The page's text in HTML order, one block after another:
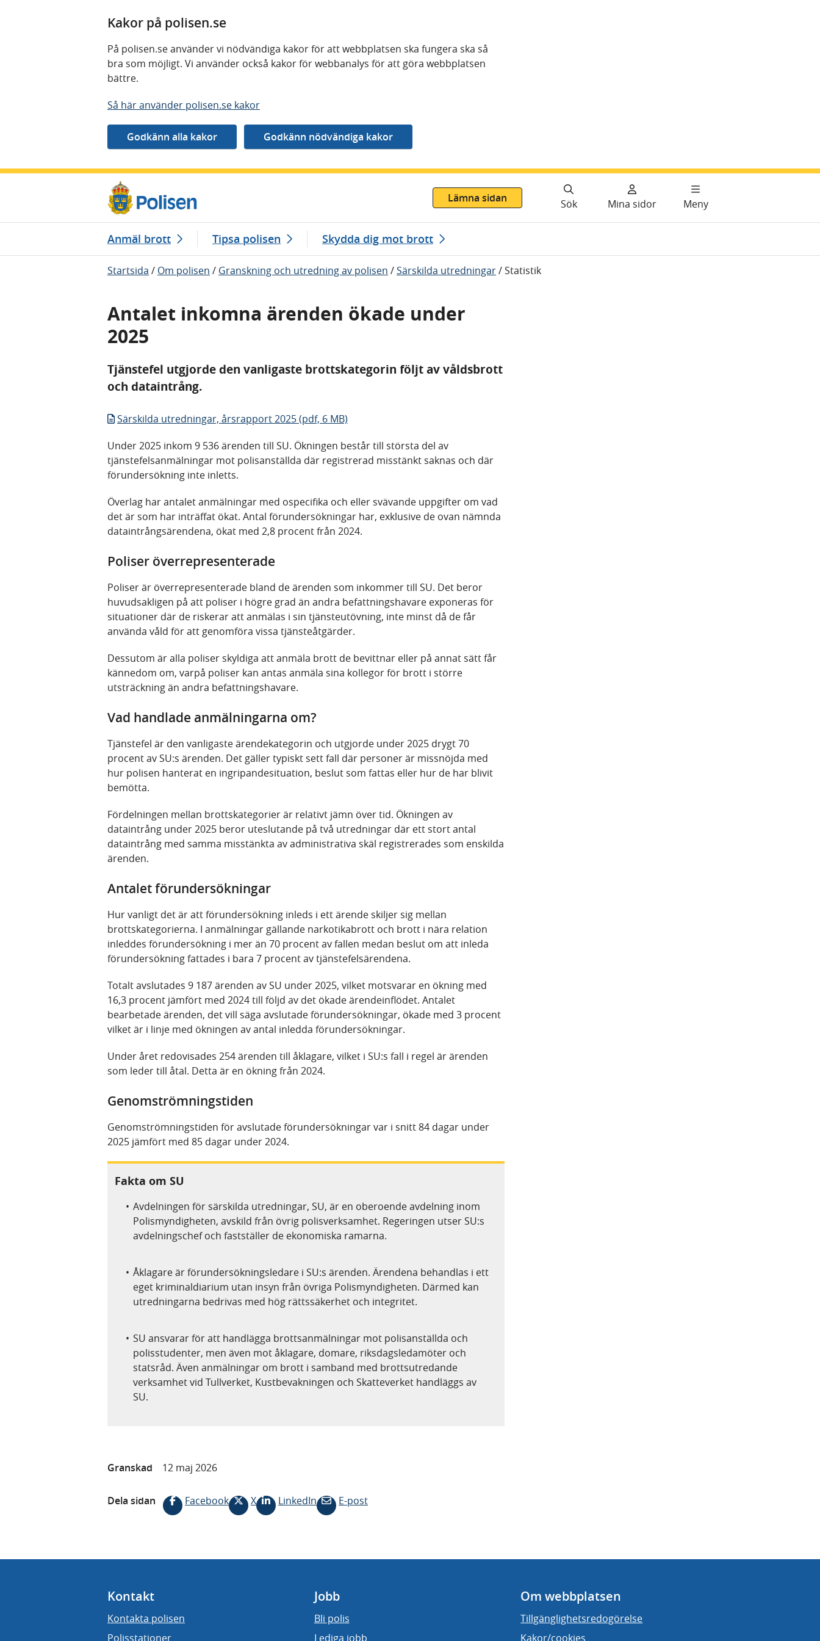
Kakor på polisen.se
På polisen.se använder vi nödvändiga kakor för att webbplatsen ska fungera ska så
bra som möjligt. Vi använder också kakor för webbanalys för att göra webbplatsen
bättre.
Så här använder polisen.se kakor
Lämna sidan
Sök Mina sidor Meny
Anmäl brott Tipsa polisen Skydda dig mot brott
Startsida / Om polisen / Granskning och utredning av polisen /Särskilda utredningar/Statistik
Antalet inkomna ärenden ökade under
2025
Tjänstefel utgjorde den vanligaste brottskategorin följt av våldsbrott
och dataintrång.
Särskilda utredningar, årsrapport 2025 (pdf, 6 MB)
Under 2025 inkom 9 536 ärenden till SU. Ökningen består till största del av
tjänstefelsanmälningar mot polisanställda där registrerad misstänkt saknas och där
förundersökning inte inletts.
Överlag har antalet anmälningar med ospecifika och eller svävande uppgifter om vad
det är som har inträffat ökat. Antal förundersökningar har, exklusive de ovan nämnda
dataintrångsärendena, ökat med 2,8 procent från 2024.
Poliser överrepresenterade
Poliser är överrepresenterade bland de ärenden som inkommer till SU. Det beror
huvudsakligen på att poliser i högre grad än andra befattningshavare exponeras för
situationer där de riskerar att anmälas i sin tjänsteutövning, inte minst då de får
använda våld för att genomföra vissa tjänsteåtgärder.
Dessutom är alla poliser skyldiga att anmäla brott de bevittnar eller på annat sätt får
kännedom om, varpå poliser kan antas anmäla sina kollegor för brott i större
utsträckning än andra befattningshavare.
Vad handlade anmälningarna om?
Tjänstefel är den vanligaste ärendekategorin och utgjorde under 2025 drygt 70
procent av SU:s ärenden. Det gäller typiskt sett fall där personer är missnöjda med
hur polisen hanterat en ingripandesituation, beslut som fattas eller hur de har blivit
bemötta.
Fördelningen mellan brottskategorier är relativt jämn över tid. Ökningen av
dataintrång under 2025 beror uteslutande på två utredningar där ett stort antal
dataintrång med samma misstänkta av administrativa skäl registrerades som enskilda
ärenden.
Antalet förundersökningar
Hur vanligt det är att förundersökning inleds i ett ärende skiljer sig mellan
brottskategorierna. I anmälningar gällande narkotikabrott och brott i nära relation
inleddes förundersökning i mer än 70 procent av fallen medan beslut om att inleda
förundersökning fattades i bara 7 procent av tjänstefelsärendena.
Totalt avslutades 9 187 ärenden av SU under 2025, vilket motsvarar en ökning med
16,3 procent jämfört med 2024 till följd av det ökade ärendeinflödet. Antalet
bearbetade ärenden, det vill säga avslutade förundersökningar, ökade med 3 procent
vilket är i linje med ökningen av antal inledda förundersökningar.
Under året redovisades 254 ärenden till åklagare, vilket i SU:s fall i regel är ärenden
som leder till åtal. Detta är en ökning från 2024.
Genomströmningstiden
Genomströmningstiden för avslutade förundersökningar var i snitt 84 dagar under
2025 jämfört med 85 dagar under 2024.
Fakta om SU
Avdelningen för särskilda utredningar, SU, är en oberoende avdelning inom
Polismyndigheten, avskild från övrig polisverksamhet. Regeringen utser SU:s
avdelningschef och fastställer de ekonomiska ramarna.
Åklagare är förundersök­ningsledare i SU:s ärenden. Ärendena behandlas i ett
eget kriminaldiarium utan insyn från övriga Polismyndigheten. Därmed kan
utredningarna bedrivas med hög rättssäkerhet och integritet.
SU ansvarar för att handlägga brottsanmälningar mot polisanställda och
polisstudenter, men även mot åklagare, domare, riksdagsledamöter och
statsråd. Även anmälningar om brott i samband med brottsutredande
verksamhet vid Tullverket, Kustbevakningen och Skatteverket handläggs av
SU.
Granskad 12 maj 2026
Dela sidan Facebook X LinkedIn E-post
Kontakt
Kontakta polisen
Polisstationer
Jobb
Bli polis
Lediga jobb
Om webbplatsen
Tillgänglighetsredogörelse
Kakor/cookies